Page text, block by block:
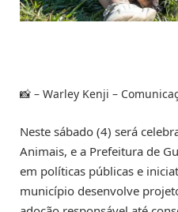
📸 – Warley Kenji –
Neste sábado (4) será
Animais, e a Prefeitura de
em políticas públicas e
município desenvolve